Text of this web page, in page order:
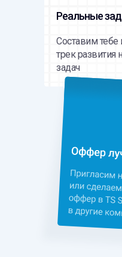
Реальные
Составим
трек развития
задач